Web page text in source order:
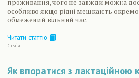
проживання, чого не завжди можна
особливо якщо рідні мешкають
обмежений вільний час.
Читати статтю
Сiм´я
Як впоратися з лактаційною